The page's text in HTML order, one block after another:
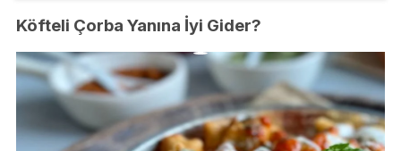
Köfteli Çorba Yanına İyi Gider?